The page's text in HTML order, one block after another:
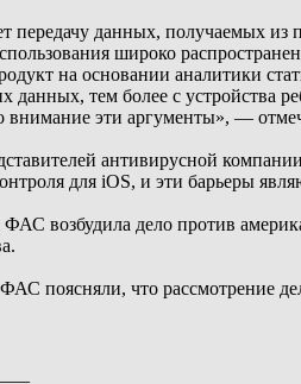
передачу данных, получаемых
широко
на основании аналитики
данных, тем более с устройства
внимание эти аргументы», —
антивирусной
для iOS, и эти барьеры
ФАС возбудила дело против
поясняли, что рассмотрение